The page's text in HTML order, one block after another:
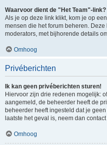
Waarvoor dient de "Het Team"-link?
Als je op deze link klikt, kom je op
mensen die het forum beheren.
moderators, met bijhorende details
Omhoog
Privéberichten
Ik kan geen privéberichten sturen!
Hiervoor zijn drie redenen mogelijk:
aangemeld, de beheerder heeft de
beheerder heeft ingesteld dat je
laatste het geval is, neem dan
Omhoog